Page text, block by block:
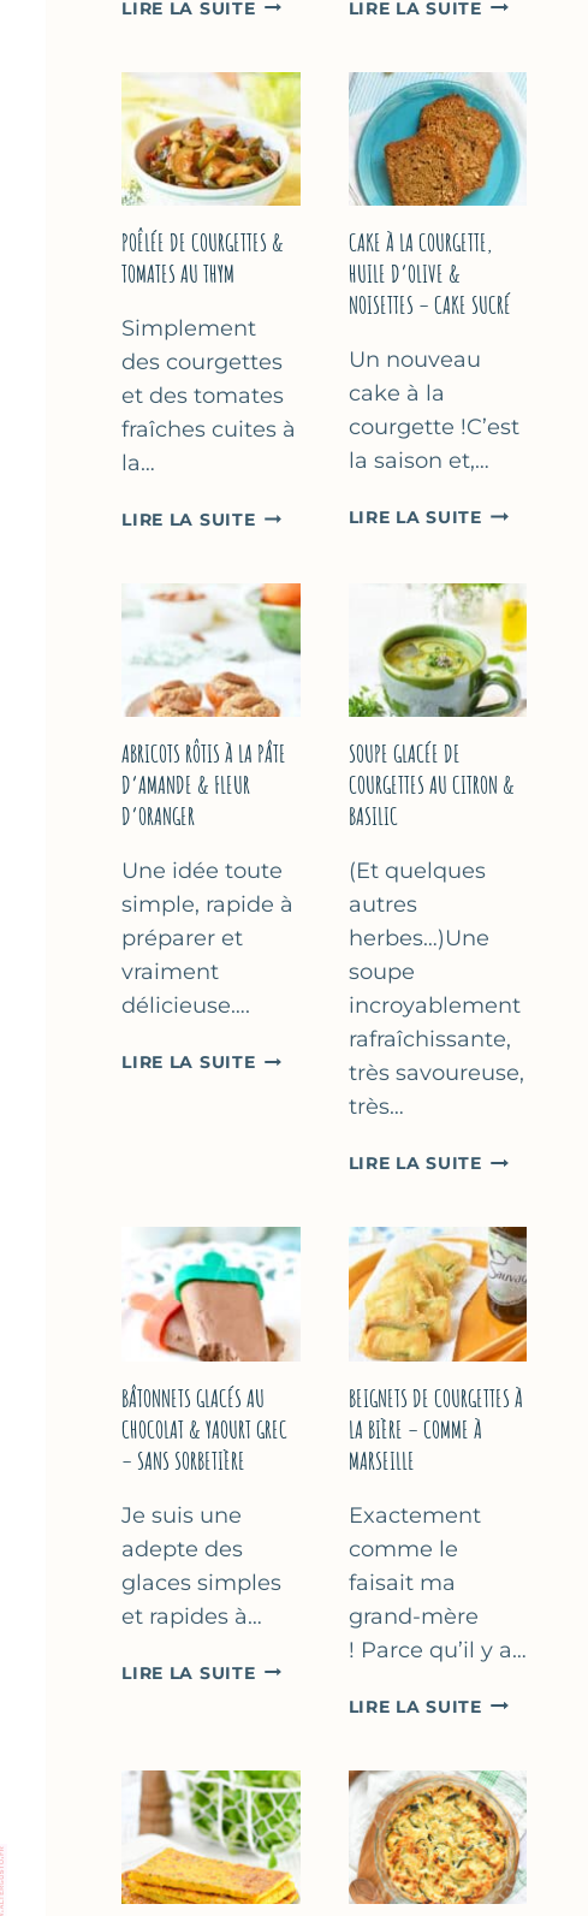
LIRE LA SUITE
À
LA
COURGETTE…
LIRE LA SUITE
FROMAGE
BLANC
(SANS
POÊLÉE DE COURGETTES &
TOMATES AU THYM
Simplement
des courgettes
et des tomates
fraîches cuites à
la…
LIRE LA SUITEPOÊLÉE
&
TOMATES
AU
THYM
CAKE À LA COURGETTE,
HUILE D’OLIVE &
NOISETTES – CAKE SUCRÉ
Un nouveau
cake à la
courgette !C’est
la saison et,…
LIRE LA SUITECAKE
HUILE
D’OLIVE
&
NOISETTES
SUCRÉ
ABRICOTS RÔTIS À LA PÂTE
D’AMANDE & FLEUR
D’ORANGER
Une idée toute
simple, rapide à
préparer et
vraiment
délicieuse….
LIRE LA SUITEABRICOTS
&
FLEUR
D’ORANGER
SOUPE GLACÉE DE
COURGETTES AU CITRON &
BASILIC
(Et quelques
autres
herbes…)Une
soupe
incroyablement
rafraîchissante,
très savoureuse,
très…
LIRE LA SUITESOUPE
AU
CITRON
&
BASILIC
BÂTONNETS GLACÉS AU
CHOCOLAT & YAOURT GREC
– SANS SORBETIÈRE
Je suis une
adepte des
glaces simples
et rapides à…
LIRE LA SUITEBÂTONNETS
&
YAOURT
GREC
–
SANS
BEIGNETS DE COURGETTES À
LA BIÈRE – COMME À
MARSEILLE
Exactement
comme le
faisait ma
grand-mère
! Parce qu’il y a…
LIRE LA SUITEBEIGNETS
À
LA
BIÈRE
–
COMME